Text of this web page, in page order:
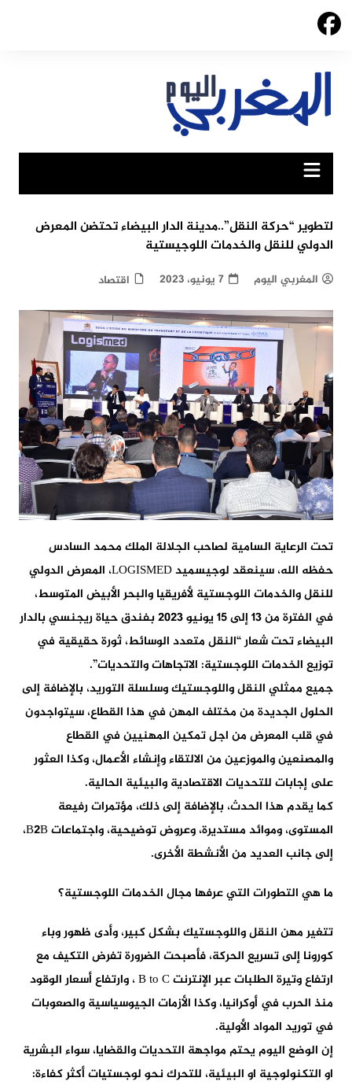
Skip
لتطوير “حركة النقل”..مدينة الدار البيضاء تحتضن المعرض
الدولي للنقل والخدمات اللوجيستية
المغربي اليوم 7 يونيو، 2023 اقتصاد
تحت الرعاية السامية لصاحب الجلالة الملك محمد السادس
حفظه الله، سينعقد لوجيسميد LOGISMED، المعرض الدولي
للنقل والخدمات اللوجستية لأفريقيا والبحر الأبيض المتوسط،
في الفترة من 13 إلى 15 يونيو 2023 بفندق حياة ريجنسي بالدار
البيضاء تحت شعار “النقل متعدد الوسائط، ثورة حقيقية في
توزيع الخدمات اللوجستية: الاتجاهات والتحديات”.
جميع ممثلي النقل واللوجستيك وسلسلة التوريد، بالإضافة إلى
الحلول الجديدة من مختلف المهن في هذا القطاع، سيتواجدون
في قلب المعرض من اجل تمكين المهنيين في القطاع
والمصنعين والموزعين من الالتقاء وإنشاء الأعمال، وكذا العثور
على إجابات للتحديات الاقتصادية والبيئية الحالية.
كما يقدم هذا الحدث، بالإضافة إلى ذلك، مؤتمرات رفيعة
المستوى، وموائد مستديرة، وعروض توضيحية، واجتماعات B2B،
إلى جانب العديد من الأنشطة الأخرى.
ما هي التطورات التي عرفها مجال الخدمات اللوجستية؟
تتغير مهن النقل واللوجستيك بشكل كبير، وأدى ظهور وباء
كورونا إلى تسريع الحركة، فأصبحت الضرورة تفرض التكيف مع
ارتفاع وتيرة الطلبات عبر الإنترنت B to C ، وارتفاع أسعار الوقود
منذ الحرب في أوكرانيا، وكذا الأزمات الجيوسياسية والصعوبات
في توريد المواد الأولية.
إن الوضع اليوم يحتم مواجهة التحديات والقضايا، سواء البشرية
او التكنولوجية او البيئية، للتحرك نحو لوجستيات أكثر كفاءة: